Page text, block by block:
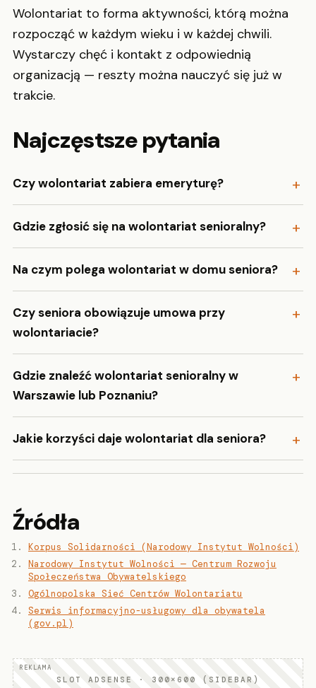
Wolontariat to forma aktywności, którą można
rozpocząć w każdym wieku i w każdej chwili.
Wystarczy chęć i kontakt z odpowiednią
organizacją — reszty można nauczyć się już w
trakcie.
Najczęstsze pytania
Czy wolontariat zabiera emeryturę?
Gdzie zgłosić się na wolontariat senioralny?
Na czym polega wolontariat w domu seniora?
Czy seniora obowiązuje umowa przy
wolontariacie?
Gdzie znaleźć wolontariat senioralny w
Warszawie lub Poznaniu?
Jakie korzyści daje wolontariat dla seniora?
Źródła
Korpus Solidarności (Narodowy Instytut Wolności)
Narodowy Instytut Wolności — Centrum Rozwoju
Społeczeństwa Obywatelskiego
Ogólnopolska Sieć Centrów Wolontariatu
Serwis informacyjno-usługowy dla obywatela
(gov.pl)
SLOT ADSENSE · 300×600 (SIDEBAR)